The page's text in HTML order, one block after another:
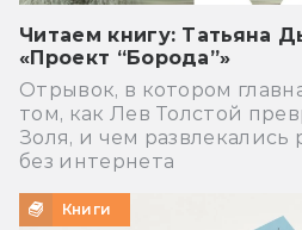
Читаем книгу: Татьяна
«Проект “Борода”»
Отрывок, в котором
том, как Лев Толстой
Золя, и чем развлекались
без интернета
Книги